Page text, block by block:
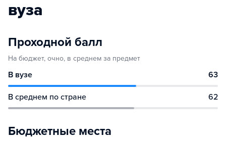
вуза
Проходной балл
На бюджет, очно, в среднем за предмет
В вузе 63
В среднем по стране 62
Бюджетные места